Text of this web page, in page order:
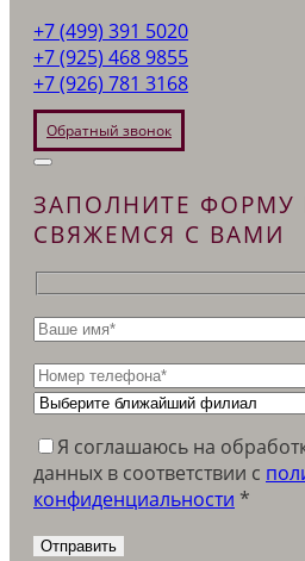
+7 (499) 391 5020
+7 (925) 468 9855
+7 (926) 781 3168
Обратный звонок
ЗАПОЛНИТЕ
СВЯЖЕМСЯ С ВАМИ
Я соглашаюсь на
данных в соответствии c
конфиденциальности *